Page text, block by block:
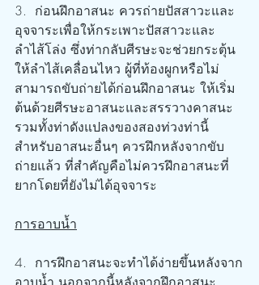
3.  ก่อนฝึกอาสนะ ควรถ่ายปัสสาวะและ
อุจจาระเพื่อให้กระเพาะปัสสาวะและ
ลำไส้โล่ง ซึ่งท่ากลับศีรษะจะช่วยกระตุ้น
ให้ลำไส้เคลื่อนไหว ผู้ที่ท้องผูกหรือไม่
สามารถขับถ่ายได้ก่อนฝึกอาสนะ ให้เริ่ม
ต้นด้วยศีรษะอาสนะและสรรวางคาสนะ
รวมทั้งท่าดังแปลงของสองท่วงท่านี้
สำหรับอาสนะอื่นๆ ควรฝึกหลังจากขับ
ถ่ายแล้ว ที่สำคัญคือไม่ควรฝึกอาสนะที่
ยากโดยที่ยังไม่ได้อุจจาระ
การอาบน้ำ
4.  การฝึกอาสนะจะทำได้ง่ายขึ้นหลังจาก